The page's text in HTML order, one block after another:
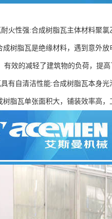
火性强:合成树脂瓦主体材料聚
成树脂瓦是绝缘材料，遇到意外
有效的减轻了建筑物的负荷，提
有自清洁性能:合成树脂瓦本身
树脂瓦单张面积大，铺装效率高